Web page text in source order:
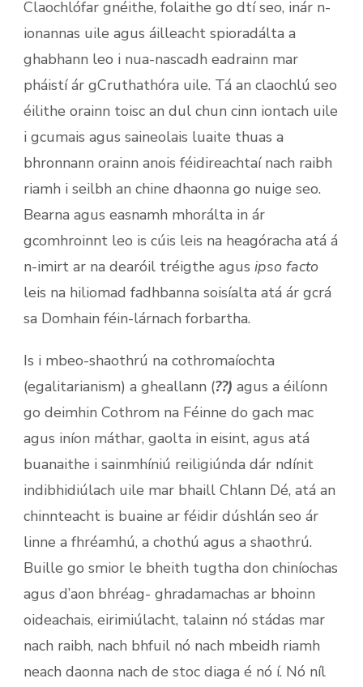
Claochlófar gnéithe, folaithe go dtí seo, inár n-
ionannas uile agus áilleacht spioradálta a
ghabhann leo i nua-nascadh eadrainn mar
pháistí ár gCruthathóra uile. Tá an claochlú seo
éilithe orainn toisc an dul chun cinn iontach uile
i gcumais agus saineolais luaite thuas a
bhronnann orainn anois féidireachtaí nach raibh
riamh i seilbh an chine dhaonna go nuige seo.
Bearna agus easnamh mhorálta in ár
gcomhroinnt leo is cúis leis na heagóracha atá á
n-imirt ar na dearóil tréigthe agus ipso facto
leis na hiliomad fadhbanna soisíalta atá ár gcrá
sa Domhain féin-lárnach forbartha.
Is i mbeo-shaothrú na cothromaíochta
(egalitarianism) a gheallann (??) agus a éilíonn
go deimhin Cothrom na Féinne do gach mac
agus iníon máthar, gaolta in eisint, agus atá
buanaithe i sainmhíniú reiligiúnda dár ndínit
indibhidiúlach uile mar bhaill Chlann Dé, atá an
chinnteacht is buaine ar féidir dúshlán seo ár
linne a fhréamhú, a chothú agus a shaothrú.
Buille go smior le bheith tugtha don chiníochas
agus d’aon bhréag- ghradamachas ar bhoinn
oideachais, eirimiúlacht, talainn nó stádas mar
nach raibh, nach bhfuil nó nach mbeidh riamh
neach daonna nach de stoc diaga é nó í. Nó níl